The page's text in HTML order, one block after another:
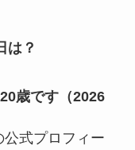
は？
歳です（2026
式プロフィー